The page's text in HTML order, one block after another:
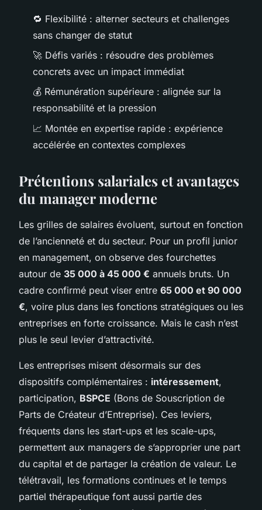
🔁 Flexibilité : alterner secteurs et challenges
sans changer de statut
🚀 Défis variés : résoudre des problèmes
concrets avec un impact immédiat
💰 Rémunération supérieure : alignée sur la
responsabilité et la pression
📈 Montée en expertise rapide : expérience
accélérée en contextes complexes
Prétentions salariales et avantages
du manager moderne
Les grilles de salaires évoluent, surtout en fonction
de l’ancienneté et du secteur. Pour un profil junior
en management, on observe des fourchettes
autour de 35 000 à 45 000 € annuels bruts. Un
cadre confirmé peut viser entre 65 000 et 90 000
€, voire plus dans les fonctions stratégiques ou les
entreprises en forte croissance. Mais le cash n’est
plus le seul levier d’attractivité.
Les entreprises misent désormais sur des
dispositifs complémentaires : intéressement,
participation, BSPCE (Bons de Souscription de
Parts de Créateur d’Entreprise). Ces leviers,
fréquents dans les start-ups et les scale-ups,
permettent aux managers de s’approprier une part
du capital et de partager la création de valeur. Le
télétravail, les formations continues et le temps
partiel thérapeutique font aussi partie des